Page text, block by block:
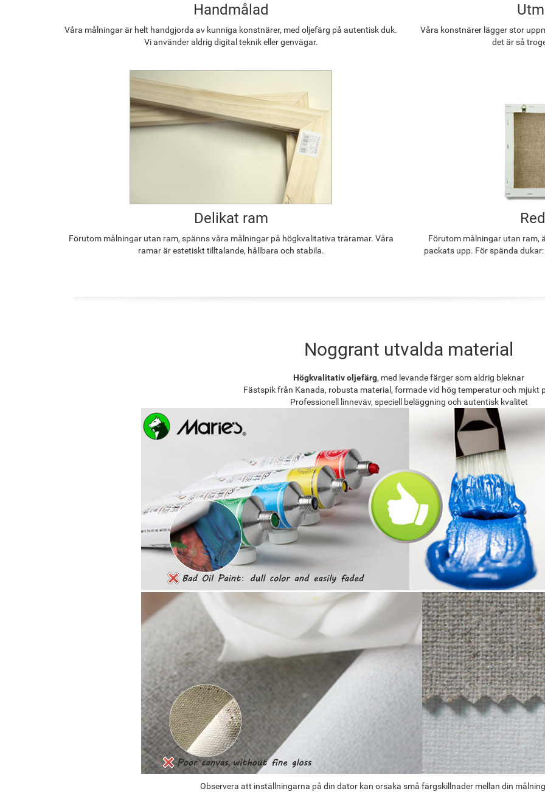
Handmålad
Våra målningar är helt handgjorda av kunniga konstnärer, med oljefärg på autentisk duk.
Vi använder aldrig digital teknik eller genvägar.
Våra konstnärer lägger stor
det är så
Delikat ram
Förutom målningar utan ram, spänns våra målningar på högkvalitativa träramar. Våra
ramar är estetiskt tilltalande, hållbara och stabila.
Förutom målningar utan ram,
packats upp. För spända
Noggrant utvalda material
Högkvalitativ oljefärg, med levande färger som aldrig bleknar
Fästspik från Kanada, robusta material, formade vid hög temperatur och mjukt
Professionell linneväv, speciell beläggning och autentisk kvalitet
Observera att inställningarna på din dator kan orsaka små färgskillnader mellan din